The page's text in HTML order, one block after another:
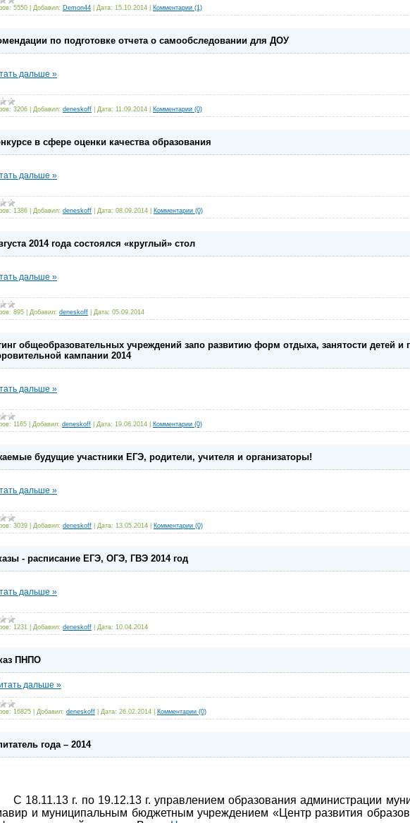
5550 Добавил: Demon44 Дата: 15.10.2014 Комментарии (1)
по подготовке отчета о самообследовании для ДОУ
дальше »
3206 Добавил: deneskoff Дата: 11.09.2014 Комментарии (0)
в сфере оценки качества образования
дальше »
1386 Добавил: deneskoff Дата: 08.09.2014 Комментарии (0)
2014 года состоялся «круглый» стол
дальше »
895 Добавил: deneskoff Дата: 05.09.2014
общеобразовательных учреждений запо развитию форм отдыха, занятости детей и
кампании 2014
дальше »
1165 Добавил: deneskoff Дата: 19.08.2014 Комментарии (0)
будущие участники ЕГЭ, родители, учителя и организаторы!
дальше »
3039 Добавил: deneskoff Дата: 13.05.2014 Комментарии (0)
- расписание ЕГЭ, ОГЭ, ГВЭ 2014 год
дальше »
1231 Добавил: deneskoff Дата: 10.04.2014
ПНПО
дальше »
16825 Добавил: deneskoff Дата: 26.02.2014 Комментарии (0)
года – 2014
С 18.11.13 г. по 19.12.13 г. управлением образования администрации
и муниципальным бюджетным учреждением «Центр развития